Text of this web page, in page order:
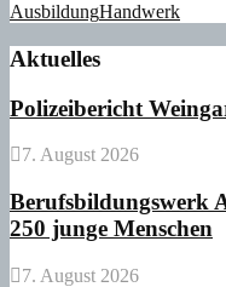
AusbildungHandwerk
Aktuelles
Polizeibericht
7. August 2026
Berufsbildungswerk
250 junge Menschen
7. August 2026